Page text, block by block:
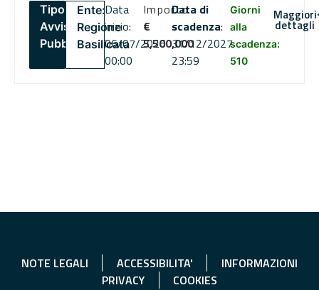
Tipo:
Avviso
Pubblico
Ente:
Regione
Basilicata
Data
inizio:
06/07/2026
00:00
Importo
€
5,500,000
Data di
scadenza:
31/12/2027
23:59
Giorni
alla
scadenza:
510
Maggiori
dettagli
NOTE LEGALI ACCESSIBILITA'
INFORMAZIONI
PRIVACY
COOKIES